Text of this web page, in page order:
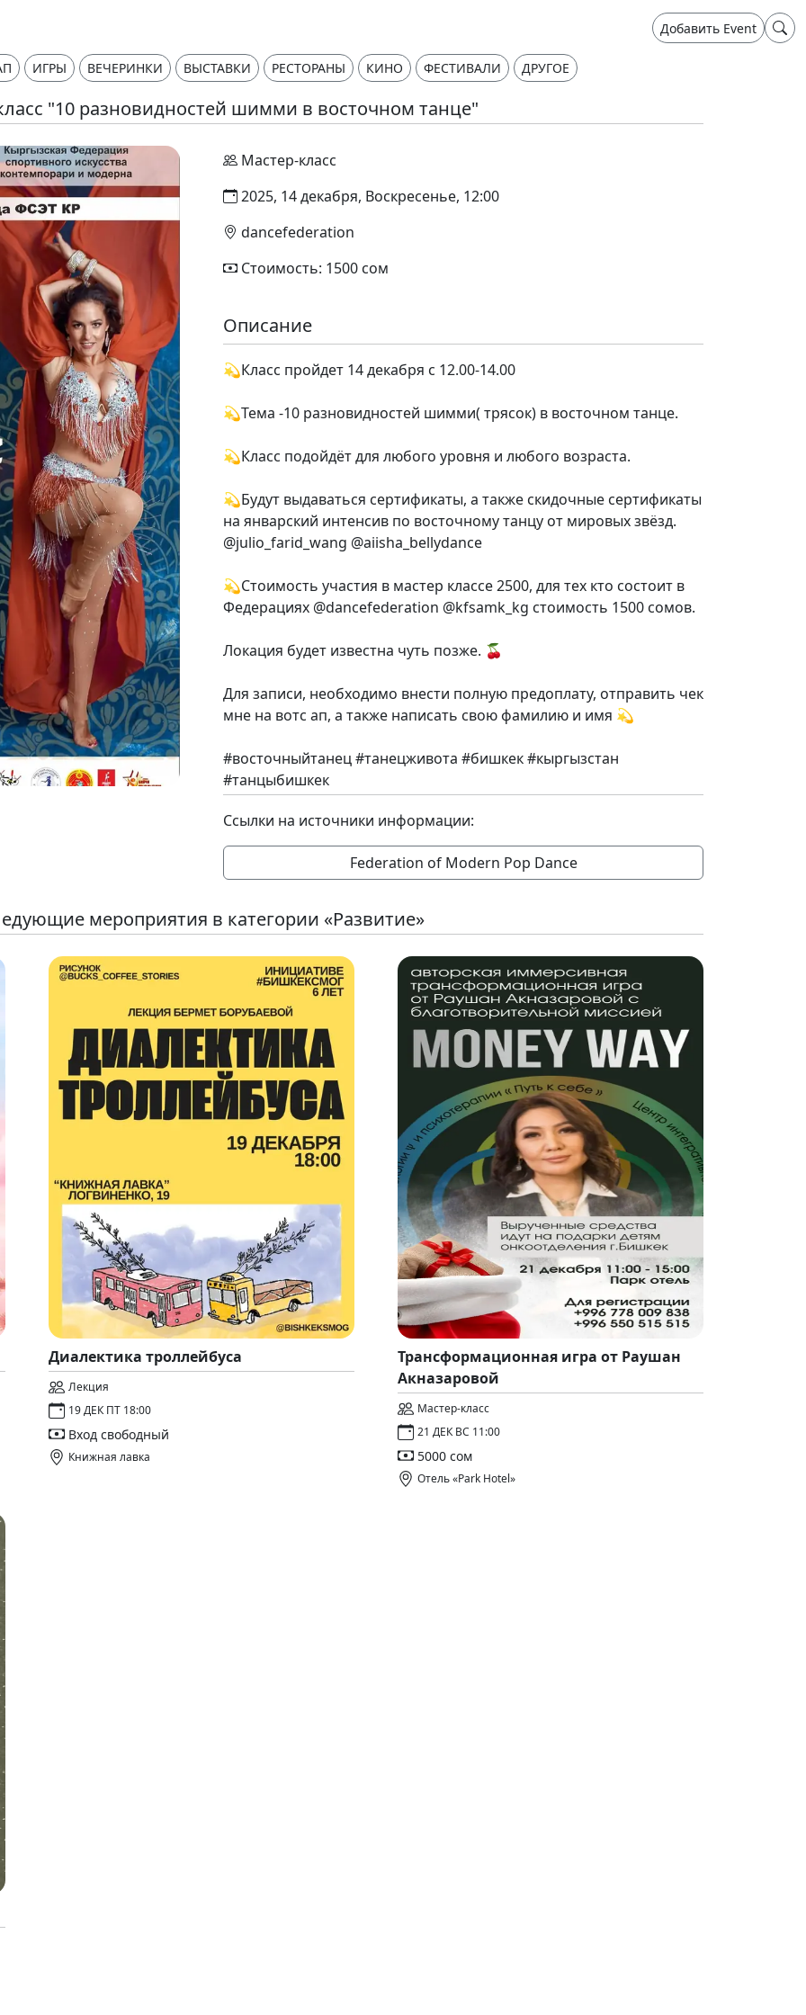
Добавить Event
ИГРЫ ВЕЧЕРИНКИ ВЫСТАВКИ РЕСТОРАНЫ КИНО ФЕСТИВАЛИ ДРУГОЕ
"10 разновидностей шимми в восточном танце"
Мастер-класс
2025, 14 декабря, Воскресенье, 12:00
dancefederation
Стоимость: 1500 сом
Описание
💫Класс пройдет 14 декабря с 12.00-14.00
💫Тема -10 разновидностей шимми( трясок) в восточном танце.
💫Класс подойдёт для любого уровня и любого возраста.
💫Будут выдаваться сертификаты, а также скидочные сертификаты
на январский интенсив по восточному танцу от мировых звёзд.
@julio_farid_wang @aiisha_bellydance
💫Стоимость участия в мастер классе 2500, для тех кто состоит в
Федерациях @dancefederation @kfsamk_kg стоимость 1500 сомов.
Локация будет известна чуть позже. 🍒
Для записи, необходимо внести полную предоплату, отправить чек
мне на вотс ап, а также написать свою фамилию и имя 💫
#восточныйтанец #танецживота #бишкек #кыргызстан
#танцыбишкек
Ссылки на источники информации:
Federation of Modern Pop Dance
мероприятия в категории «Развитие»
Диалектика троллейбуса
Лекция
19 ДЕК ПТ 18:00
Вход свободный
Книжная лавка
Трансформационная игра от Раушан
Акназаровой
Мастер-класс
21 ДЕК ВС 11:00
5000 сом
Отель «Park Hotel»